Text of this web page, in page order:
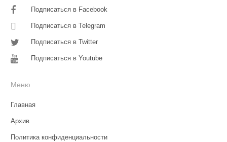
Подписаться в Facebook
Подписаться в Telegram
Подписаться в Twitter
Подписаться в Youtube
Меню
Главная
Архив
Политика конфиденциальности